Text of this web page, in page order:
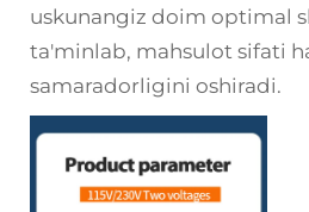
uskunangiz doim optimal
ta'minlab, mahsulot sifati
samaradorligini oshiradi.